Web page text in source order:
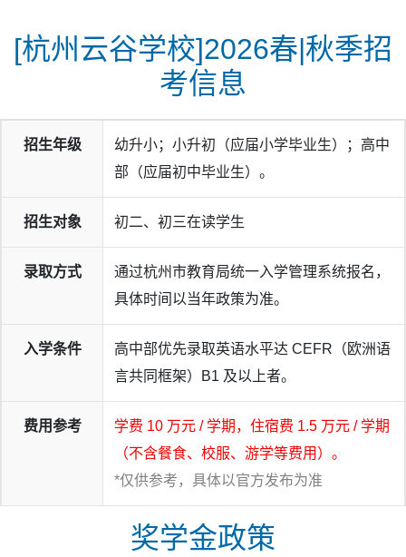
[杭州云谷学校]2026春|秋季招
考信息
招生年级
幼升小；小升初（应届小学毕业生）；高中
部（应届初中毕业生）。
招生对象 初二、初三在读学生
录取方式
通过杭州市教育局统一入学管理系统报名，
具体时间以当年政策为准。
入学条件
高中部优先录取英语水平达 CEFR（欧洲语
言共同框架）B1 及以上者。
费用参考
学费 10 万元 / 学期，住宿费 1.5 万元 / 学期
（不含餐食、校服、游学等费用）。
*仅供参考，具体以官方发布为准
奖学金政策